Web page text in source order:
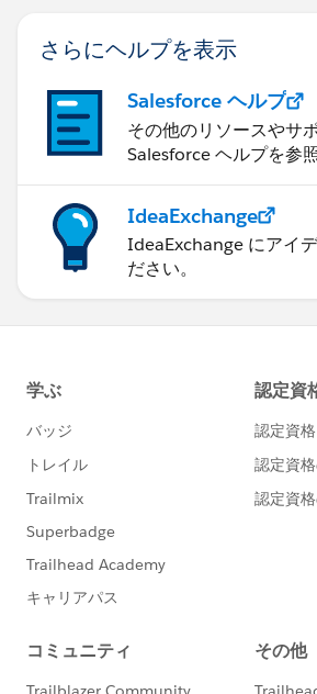
さらにヘルプを表示
Salesforce ヘルプ
その他のリソースやサ
Salesforce ヘルプを参
IdeaExchange
IdeaExchange にアイ
ださい。